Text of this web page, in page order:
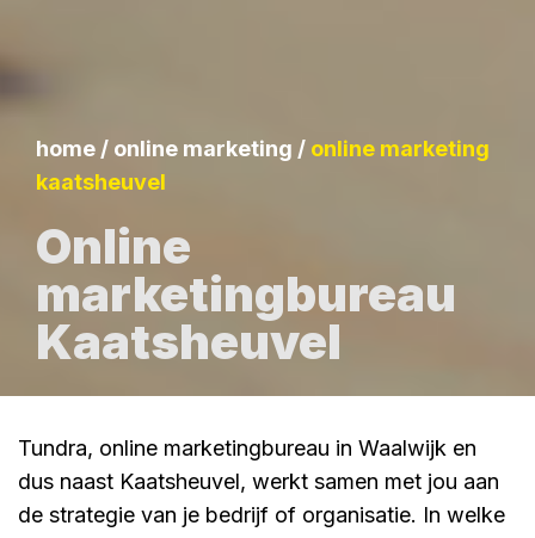
home / online marketing / online marketing
kaatsheuvel
Online
marketingbureau
Kaatsheuvel
Tundra, online marketingbureau in Waalwijk en
dus naast Kaatsheuvel, werkt samen met jou aan
de strategie van je bedrijf of organisatie. In welke